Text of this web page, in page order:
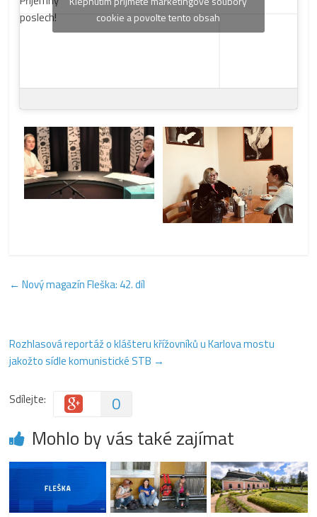
poslech!
cookie a povolte tento obsah
← Nový magazín Fleška: 42. díl
Rozhlasová reportáž o klášteru křížovníků u Karlova mostu
jakožto sídle komunistické STB →
Sdílejte: 0
Mohlo by vás také zajímat